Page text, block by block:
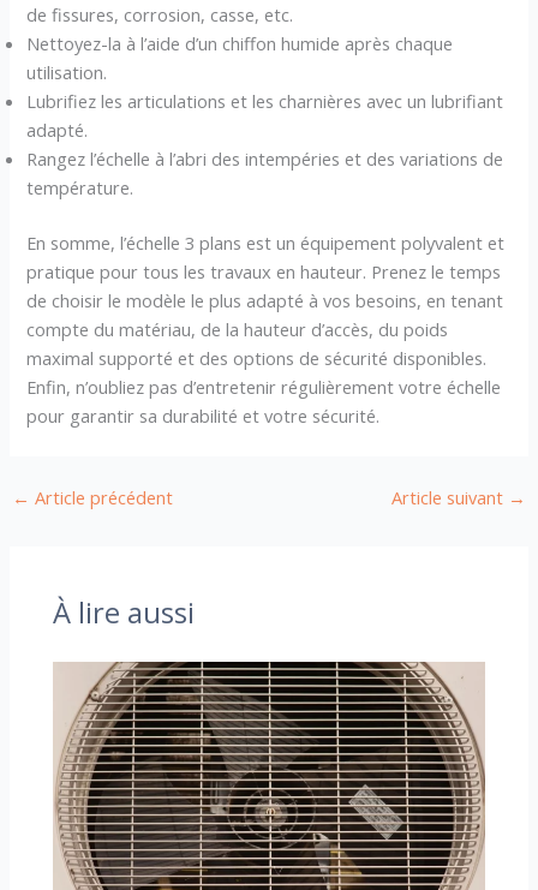
de fissures, corrosion, casse, etc.
Nettoyez-la à l’aide d’un chiffon humide après chaque
utilisation.
Lubrifiez les articulations et les charnières avec un lubrifiant
adapté.
Rangez l’échelle à l’abri des intempéries et des variations de
température.
En somme, l’échelle 3 plans est un équipement polyvalent et
pratique pour tous les travaux en hauteur. Prenez le temps
de choisir le modèle le plus adapté à vos besoins, en tenant
compte du matériau, de la hauteur d’accès, du poids
maximal supporté et des options de sécurité disponibles.
Enfin, n’oubliez pas d’entretenir régulièrement votre échelle
pour garantir sa durabilité et votre sécurité.
← Article précédent Article suivant →
À lire aussi